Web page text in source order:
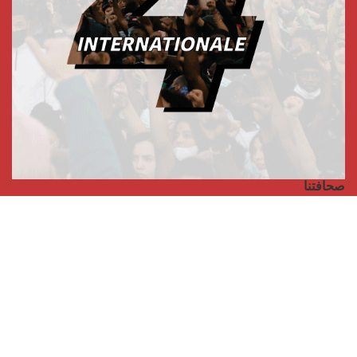
صحافتنا